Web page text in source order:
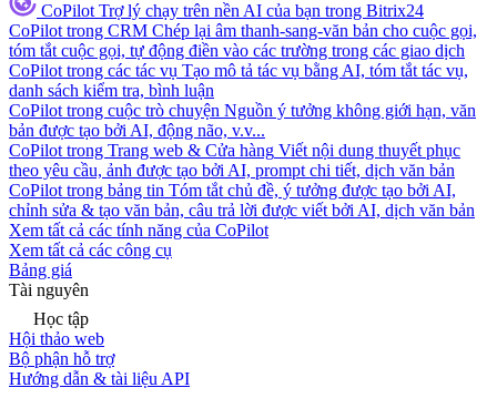
CoPilot Trợ lý chạy trên nền AI của bạn trong Bitrix24
CoPilot trong CRM Chép lại âm thanh-sang-văn bản cho cuộc gọi,
tóm tắt cuộc gọi, tự động điền vào các trường trong các giao dịch
CoPilot trong các tác vụ Tạo mô tả tác vụ bằng AI, tóm tắt tác vụ,
danh sách kiểm tra, bình luận
CoPilot trong cuộc trò chuyện Nguồn ý tưởng không giới hạn, văn
bản được tạo bởi AI, động não, v.v...
CoPilot trong Trang web & Cửa hàng Viết nội dung thuyết phục
theo yêu cầu, ảnh được tạo bởi AI, prompt chi tiết, dịch văn bản
CoPilot trong bảng tin Tóm tắt chủ đề, ý tưởng được tạo bởi AI,
chỉnh sửa & tạo văn bản, câu trả lời được viết bởi AI, dịch văn bản
Xem tất cả các tính năng của CoPilot
Xem tất cả các công cụ
Bảng giá
Tài nguyên
Học tập
Hội thảo web
Bộ phận hỗ trợ
Hướng dẫn & tài liệu API